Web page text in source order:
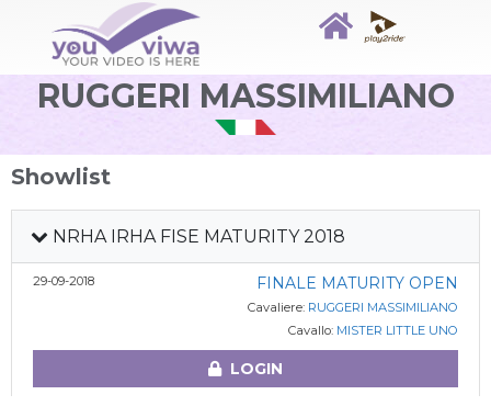
RUGGERI MASSIMILIANO
Showlist
NRHA IRHA FISE MATURITY 2018
29-09-2018 FINALE MATURITY OPEN
Cavaliere: RUGGERI MASSIMILIANO
Cavallo: MISTER LITTLE UNO
LOGIN